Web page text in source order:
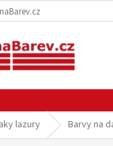
lazury Barvy na